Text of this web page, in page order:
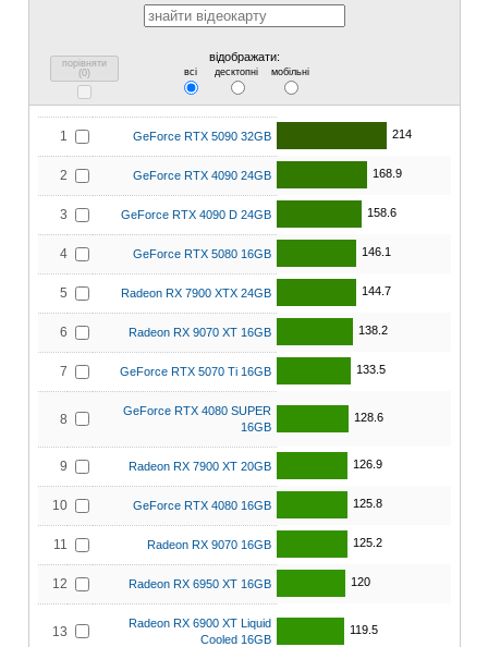
порівняти
(0)
відображати:
всі десктопні мобільні
1 GeForce RTX 5090 32GB 214
2 GeForce RTX 4090 24GB 168.9
3 GeForce RTX 4090 D 24GB 158.6
4 GeForce RTX 5080 16GB 146.1
5 Radeon RX 7900 XTX 24GB 144.7
6 Radeon RX 9070 XT 16GB 138.2
7 GeForce RTX 5070 Ti 16GB 133.5
8
GeForce RTX 4080 SUPER
16GB
128.6
9 Radeon RX 7900 XT 20GB 126.9
10 GeForce RTX 4080 16GB 125.8
11 Radeon RX 9070 16GB 125.2
12 Radeon RX 6950 XT 16GB 120
13
Radeon RX 6900 XT Liquid
Cooled 16GB
119.5